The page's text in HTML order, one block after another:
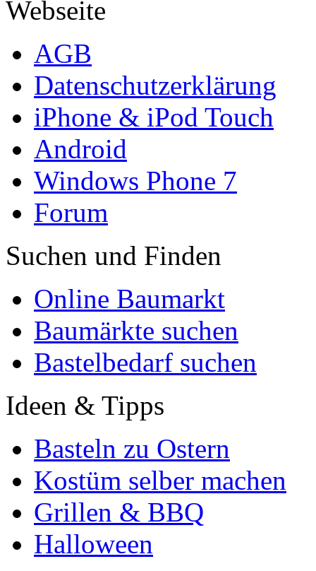
Webseite
AGB
Datenschutzerklärung
iPhone & iPod Touch
Android
Windows Phone 7
Forum
Suchen und Finden
Online Baumarkt
Baumärkte suchen
Bastelbedarf suchen
Ideen & Tipps
Basteln zu Ostern
Kostüm selber machen
Grillen & BBQ
Halloween